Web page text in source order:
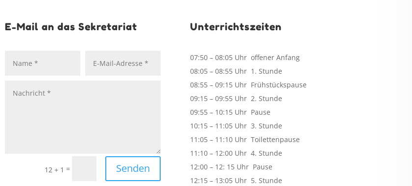
E-Mail an das Sekretariat
12 + 1 = Senden
Unterrichtszeiten
07:50 – 08:05 Uhr offener Anfang
08:05 – 08:55 Uhr 1. Stunde
08:55 – 09:15 Uhr Frühstückspause
09:15 – 09:55 Uhr 2. Stunde
09:55 – 10:15 Uhr Pause
10:15 – 11:05 Uhr 3. Stunde
11:05 – 11:10 Uhr Toilettenpause
11:10 – 12:00 Uhr 4. Stunde
12:00 – 12: 15 Uhr Pause
12:15 – 13:05 Uhr 5. Stunde